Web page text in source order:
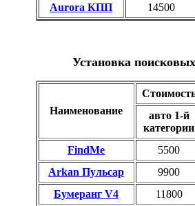
Aurora КПП 14500
Установка
Наименование
авто 1-й
категории
FindMe
5500
Arkan Пульсар
9900
Бумеранг V4
11800